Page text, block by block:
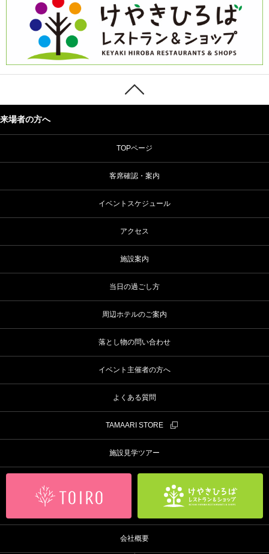
来場者の方へ
TOPページ
客席確認・案内
イベントスケジュール
アクセス
施設案内
当日の過ごし方
周辺ホテルのご案内
落とし物の問い合わせ
イベント主催者の方へ
よくある質問
TAMAARI STORE
施設見学ツアー
会社概要